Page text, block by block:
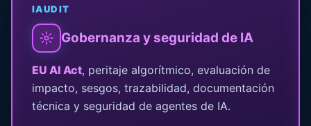
IAUDIT
Gobernanza y seguridad de IA
EU AI Act, peritaje algorítmico, evaluación de
impacto, sesgos, trazabilidad, documentación
técnica y seguridad de agentes de IA.